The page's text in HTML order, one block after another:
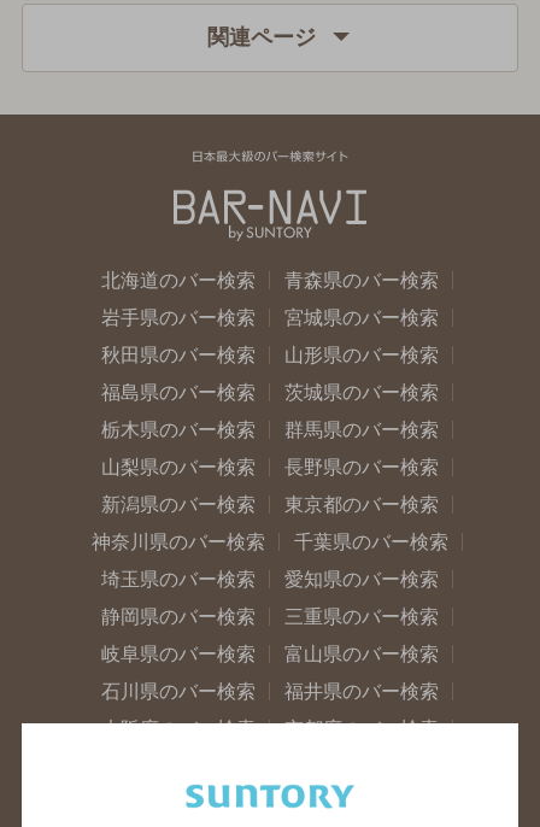
関連ページ
北海道のバー検索
青森県のバー検索
岩手県のバー検索
宮城県のバー検索
秋田県のバー検索
山形県のバー検索
福島県のバー検索
茨城県のバー検索
栃木県のバー検索
群馬県のバー検索
山梨県のバー検索
長野県のバー検索
新潟県のバー検索
東京都のバー検索
神奈川県のバー検索
千葉県のバー検索
埼玉県のバー検索
愛知県のバー検索
静岡県のバー検索
三重県のバー検索
岐阜県のバー検索
富山県のバー検索
石川県のバー検索
福井県のバー検索
大阪府のバー検索
京都府のバー検索
滋賀県のバー検索
和歌山県のバー検索